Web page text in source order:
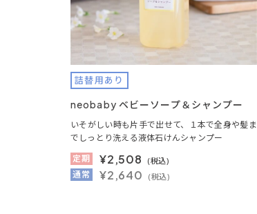
詰替用あり
neobaby ベビーソープ＆シャンプー
いそがしい時も片手で出せて、１本で全身や髪ま
でしっとり洗える液体石けんシャンプー
定期
¥2,508 (税込)
通常 ¥2,640 (税込)